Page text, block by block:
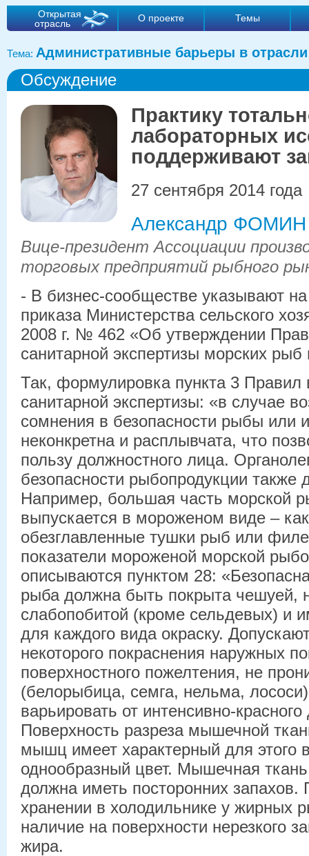
Открытая
отрасль
О проекте Темы
Тема: Административные барьеры в отрасли
Обсуждение
Практику
лабораторных
поддерживают
27 сентября 2014 года
Александр ФОМИН
Вице-президент Ассоциации
торговых предприятий рыбного
- В бизнес-сообществе указывают
приказа Министерства сельского
2008 г. № 462 «Об утверждении
санитарной экспертизы морских
Так, формулировка пункта 3 Правил
санитарной экспертизы: «в случае
сомнения в безопасности рыбы или
неконкретна и расплывчата, что
пользу должностного лица.
безопасности рыбопродукции также
Например, большая часть морской
выпускается в мороженом виде –
обезглавленные тушки рыб или
показатели мороженой морской
описываются пунктом 28:
рыба должна быть покрыта чешуей,
слабопобитой (кроме сельдевых) и
для каждого вида окраску.
некоторого покраснения наружных
поверхностного пожелтения, не
(белорыбица, семга, нельма,
варьировать от интенсивно-красного
Поверхность разреза мышечной
мышц имеет характерный для этого
однообразный цвет. Мышечная
должна иметь посторонних
хранении в холодильнике у жирных
наличие на поверхности нерезкого
жира.